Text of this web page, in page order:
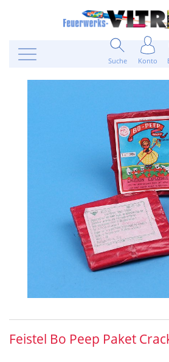
Suche Konto
Feistel Bo Peep Paket